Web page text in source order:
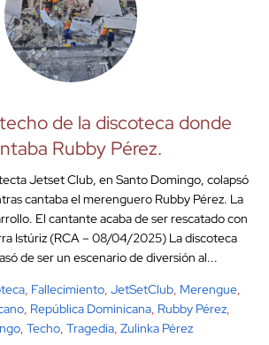
de la discoteca donde
Rubby Pérez.
Jetset Club, en Santo Domingo, colapsó
cantaba el merenguero Rubby Pérez. La
El cantante acaba de ser rescatado con
Istúriz (RCA – 08/04/2025) La discoteca
de ser un escenario de diversión al...
, Fallecimiento, JetSetClub, Merengue,
, República Dominicana, Rubby Pérez,
, Techo, Tragedia, Zulinka Pérez